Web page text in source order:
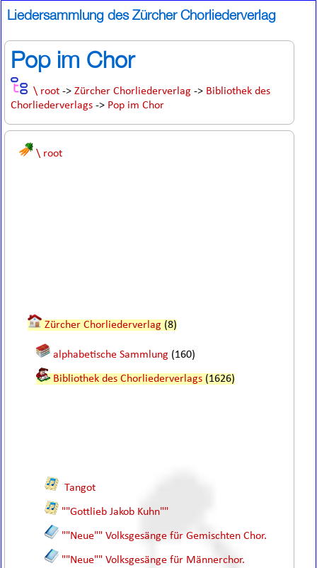
Liedersammlung des Zürcher Chorliederverlag
Pop im Chor
\ root ->Zürcher Chorliederverlag -> Bibliothek des
Chorliederverlags -> Pop im Chor
\ root
Zürcher Chorliederverlag (8)
alphabetische Sammlung (160)
Bibliothek des Chorliederverlags (1626)
Tangot
""Gottlieb Jakob Kuhn""
""Neue"" Volksgesänge für Gemischten Chor.
""Neue"" Volksgesänge für Männerchor.